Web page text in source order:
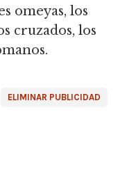
omeyas, los
cruzados, los
ELIMINAR PUBLICIDAD